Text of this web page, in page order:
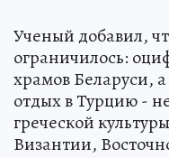
Ученый добавил,
ограничилось:
храмов Беларуси,
отдых в Турцию -
греческой
Византии,